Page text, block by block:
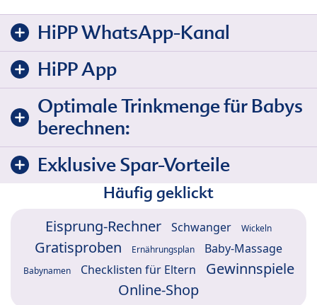
HiPP WhatsApp-Kanal
HiPP App
Optimale Trinkmenge für Babys
berechnen:
Exklusive Spar-Vorteile
Häufig geklickt
Eisprung-Rechner Schwanger Wickeln
Gratisproben Ernährungsplan Baby-Massage
Babynamen Checklisten für Eltern
Gewinnspiele
Online-Shop